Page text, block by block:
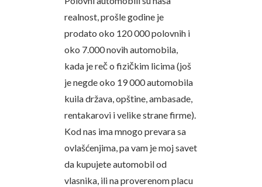
realnost, prošle godine je
prodato oko 120 000 polovnih i
oko 7.000 novih automobila,
kada je reč o fizičkim licima (još
je negde oko 19 000 automobila
kuila država, opštine, ambasade,
rentakarovi i velike strane firme).
Kod nas ima mnogo prevara sa
ovlašćenjima, pa vam je moj savet
da kupujete automobil od
vlasnika, ili na proverenom placu